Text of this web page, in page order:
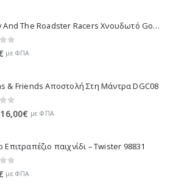
Mickey And The Roadster Racers Χνουδωτό Goofy 25 εκ 1607-01691
of 5
με ΦΠΑ
& Friends Αποστολή Στη Μάντρα DGC08
of 5
Original
25,00€.
16,00€ Η
είναι:
με ΦΠΑ
Επιτραπέζιο παιχνίδι – Twister 98831
of 5
με ΦΠΑ